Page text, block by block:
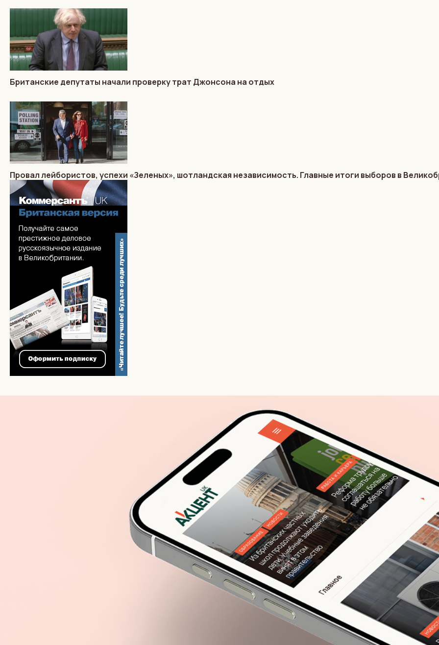
Британские депутаты начали проверку трат Джонсона на отдых
Провал лейбористов, успехи «Зеленых», шотландская независимость. Главные итоги выборов в